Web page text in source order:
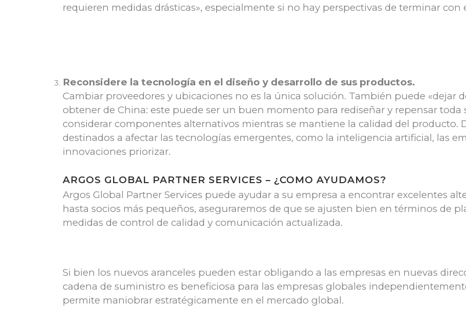
requieren medidas drásticas», especialmente si no hay perspectivas de terminar
Reconsidere la tecnología en el diseño y desarrollo de sus productos.
Cambiar proveedores y ubicaciones no es la única solución. También puede «dejar
obtener de China: este puede ser un buen momento para rediseñar y repensar toda
considerar componentes alternativos mientras se mantiene la calidad del producto.
destinados a afectar las tecnologías emergentes, como la inteligencia artificial, las
innovaciones priorizar.
ARGOS GLOBAL PARTNER SERVICES – ¿COMO AYUDAMOS?
Argos Global Partner Services puede ayudar a su empresa a encontrar excelentes
hasta socios más pequeños, aseguraremos de que se ajusten bien en términos de
medidas de control de calidad y comunicación actualizada.
Si bien los nuevos aranceles pueden estar obligando a las empresas en nuevas
cadena de suministro es beneficiosa para las empresas globales
permite maniobrar estratégicamente en el mercado global.